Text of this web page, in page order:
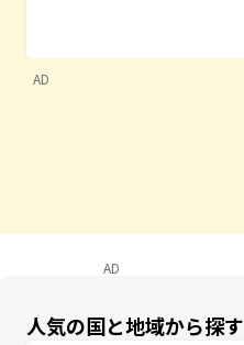
AD
AD
人気の国と地域から探す